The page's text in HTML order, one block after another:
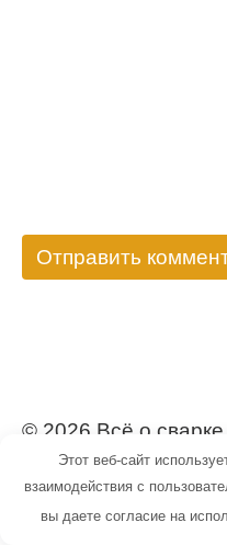
© 2026 Всё о
оборудовании
Этот веб-сайт
взаимодействия с
вы даете согласие на